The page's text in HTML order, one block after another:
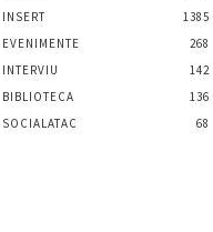
INSERT
1385
EVENIMENTE
268
INTERVIU
142
BIBLIOTECA
136
SOCIALATAC
68